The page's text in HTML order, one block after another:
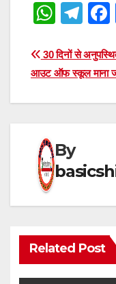
W
at
s
A
p
T
e
gr
a
Post
30 दिनों से
आउट ऑफ स्कूल माना
By
Related Post